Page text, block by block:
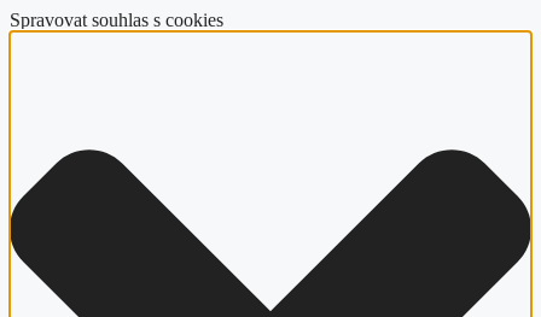
Spravovat souhlas s cookies